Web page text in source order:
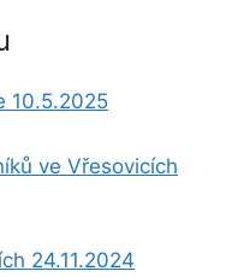
10.5.2025
ve Vřesovicích
24.11.2024